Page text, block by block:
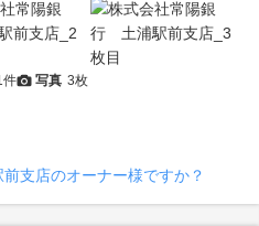
件 写真 3枚
支店のオーナー様ですか？